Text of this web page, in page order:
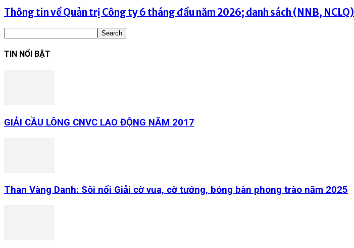
Thông tin về Quản trị Công ty 6 tháng đầu năm 2026; danh sách (NNB, NCLQ)
TIN NỔI BẬT
GIẢI CẦU LÔNG CNVC LAO ĐỘNG NĂM 2017
Than Vàng Danh: Sôi nổi Giải cờ vua, cờ tướng, bóng bàn phong trào năm 2025